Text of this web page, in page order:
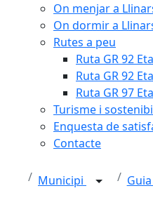
On menjar a
On dormir a
Rutes a peu
Ruta GR 92
Ruta GR 92
Ruta GR 97
Turisme i
Enquesta de
Contacte
Municipi